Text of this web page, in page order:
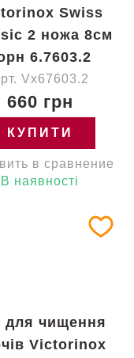
Swiss
2 ножа 8см
6.7603.2
Vx67603.2
660 грн
КУПИТИ
в сравнение
В наявності
для чищення
Victorinox